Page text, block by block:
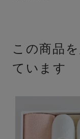
この商品
ています